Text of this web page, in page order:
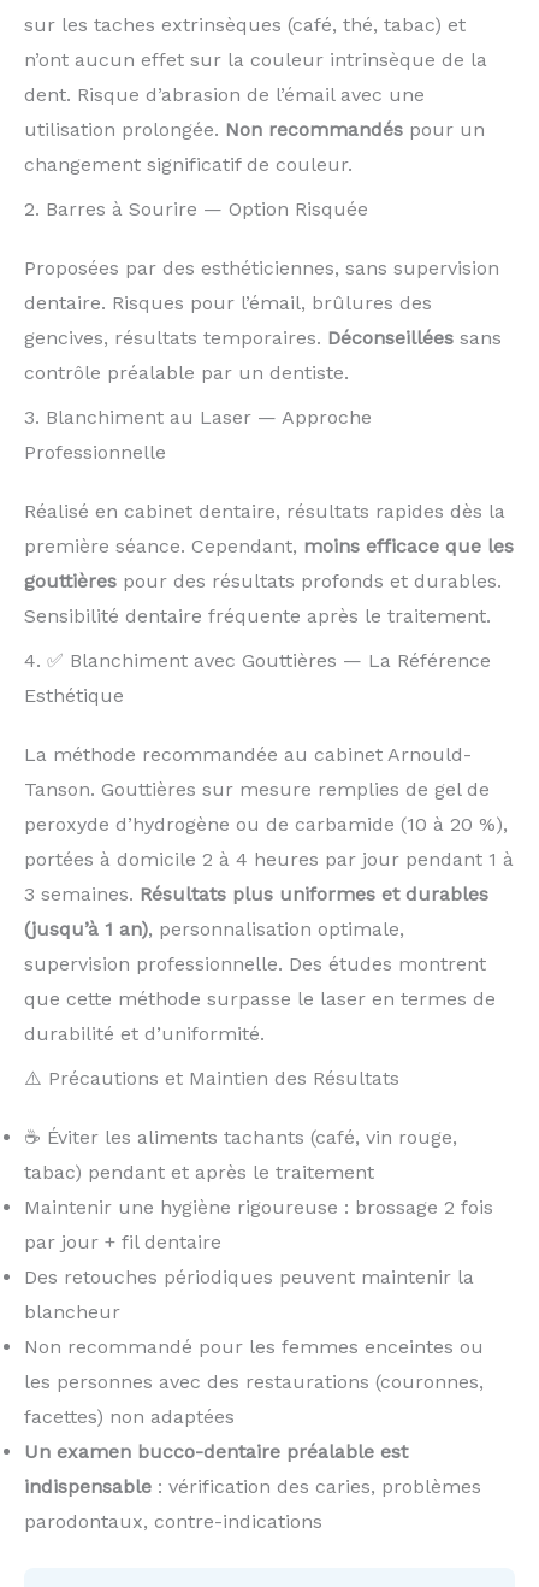
sur les taches extrinsèques (café, thé, tabac) et
n’ont aucun effet sur la couleur intrinsèque de la
dent. Risque d’abrasion de l’émail avec une
utilisation prolongée. Non recommandés pour un
changement significatif de couleur.
2. Barres à Sourire — Option Risquée
Proposées par des esthéticiennes, sans supervision
dentaire. Risques pour l’émail, brûlures des
gencives, résultats temporaires. Déconseillées sans
contrôle préalable par un dentiste.
3. Blanchiment au Laser — Approche
Professionnelle
Réalisé en cabinet dentaire, résultats rapides dès la
première séance. Cependant, moins efficace que les
gouttières pour des résultats profonds et durables.
Sensibilité dentaire fréquente après le traitement.
4. ✅ Blanchiment avec Gouttières — La Référence
Esthétique
La méthode recommandée au cabinet Arnould-
Tanson. Gouttières sur mesure remplies de gel de
peroxyde d’hydrogène ou de carbamide (10 à 20 %),
portées à domicile 2 à 4 heures par jour pendant 1 à
3 semaines. Résultats plus uniformes et durables
(jusqu’à 1 an), personnalisation optimale,
supervision professionnelle. Des études montrent
que cette méthode surpasse le laser en termes de
durabilité et d’uniformité.
⚠️ Précautions et Maintien des Résultats
☕ Éviter les aliments tachants (café, vin rouge,
tabac) pendant et après le traitement
Maintenir une hygiène rigoureuse : brossage 2 fois
par jour + fil dentaire
Des retouches périodiques peuvent maintenir la
blancheur
Non recommandé pour les femmes enceintes ou
les personnes avec des restaurations (couronnes,
facettes) non adaptées
Un examen bucco-dentaire préalable est
indispensable : vérification des caries, problèmes
parodontaux, contre-indications